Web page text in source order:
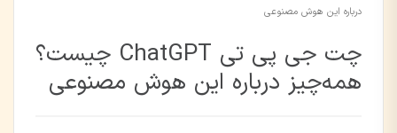
درباره این هوش مصنوعی
چت جی پی تی ChatGPT چیست؟
همه‌چیز درباره این هوش مصنوعی